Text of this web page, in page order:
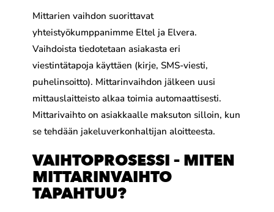
Mittarien vaihdon suorittavat
yhteistyökumppanimme Eltel ja Elvera.
Vaihdoista tiedotetaan asiakasta eri
viestintätapoja käyttäen (kirje, SMS-viesti,
puhelinsoitto). Mittarinvaihdon jälkeen uusi
mittauslaitteisto alkaa toimia automaattisesti.
Mittarivaihto on asiakkaalle maksuton silloin, kun
se tehdään jakeluverkonhaltijan aloitteesta.
VAIHTOPROSESSI – MITEN
MITTARINVAIHTO
TAPAHTUU?